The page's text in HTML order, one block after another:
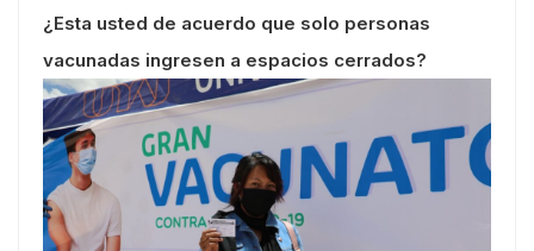
¿Esta usted de acuerdo que solo personas
vacunadas ingresen a espacios cerrados?